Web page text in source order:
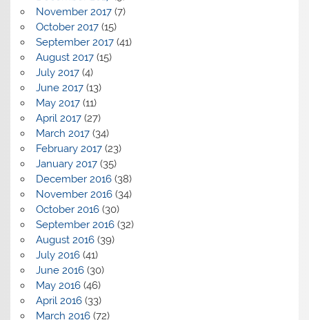
November 2017(7)
October 2017(15)
September 2017(41)
August 2017(15)
July 2017(4)
June 2017(13)
May 2017(11)
April 2017(27)
March 2017(34)
February 2017(23)
January 2017(35)
December 2016(38)
November 2016(34)
October 2016(30)
September 2016(32)
August 2016(39)
July 2016(41)
June 2016(30)
May 2016(46)
April 2016(33)
March 2016(72)